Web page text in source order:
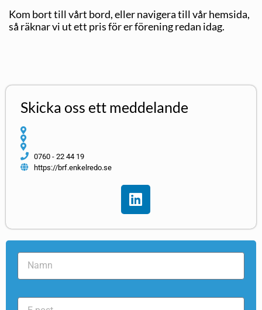
Kom bort till vårt bord, eller navigera till vår hemsida,
så räknar vi ut ett pris för er förening redan idag.
Skicka oss ett meddelande
0760 - 22 44 19
https://brf.enkelredo.se